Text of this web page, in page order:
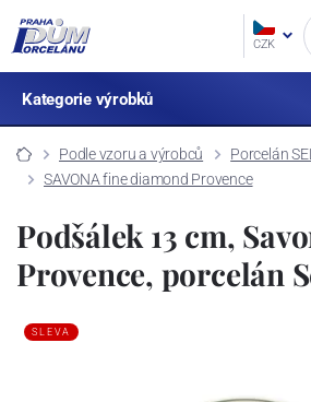
CZK
Kategorie výrobků
Podle vzoru a výrobců
Porcelán
SAVONA fine diamond Provence
Podšálek 13 cm,
Provence, porcelán
SLEVA